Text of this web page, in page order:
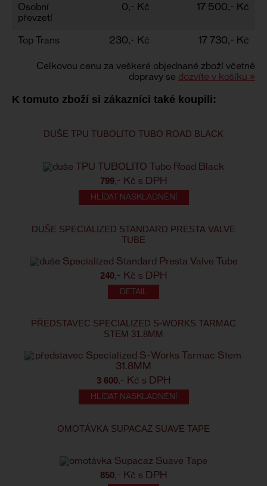
Osobní
převzetí
0,- Kč 17 500,- Kč
Top Trans 230,- Kč 17 730,- Kč
Celkovou cenu za veškeré objednané zboží včetně
dopravy se dozvíte v košíku »
K tomuto zboží si zákazníci také koupili:
DUŠE TPU TUBOLITO TUBO ROAD BLACK
799,- Kč s DPH
HLÍDAT NASKLADNĚNÍ
DUŠE SPECIALIZED STANDARD PRESTA VALVE
TUBE
240,- Kč s DPH
PŘEDSTAVEC SPECIALIZED S-WORKS TARMAC
STEM 31.8MM
3 600,- Kč s DPH
HLÍDAT NASKLADNĚNÍ
OMOTÁVKA SUPACAZ SUAVE TAPE
850,- Kč s DPH